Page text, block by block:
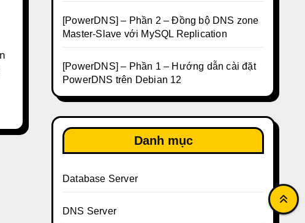
[PowerDNS] – Phần 2 – Đồng bộ DNS zone
Master-Slave với MySQL Replication
[PowerDNS] – Phần 1 – Hướng dẫn cài đặt
PowerDNS trên Debian 12
Danh mục
Database Server
DNS Server